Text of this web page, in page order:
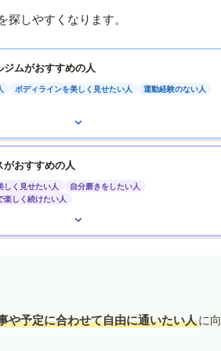
しやすくなります。
ジムがおすすめの人
ボディラインを美しく見せたい人 運動経験のない人
がおすすめの人
しく見せたい人
自分磨きをしたい人
楽しく続けたい人
や予定に合わせて自由に通いたい人に向